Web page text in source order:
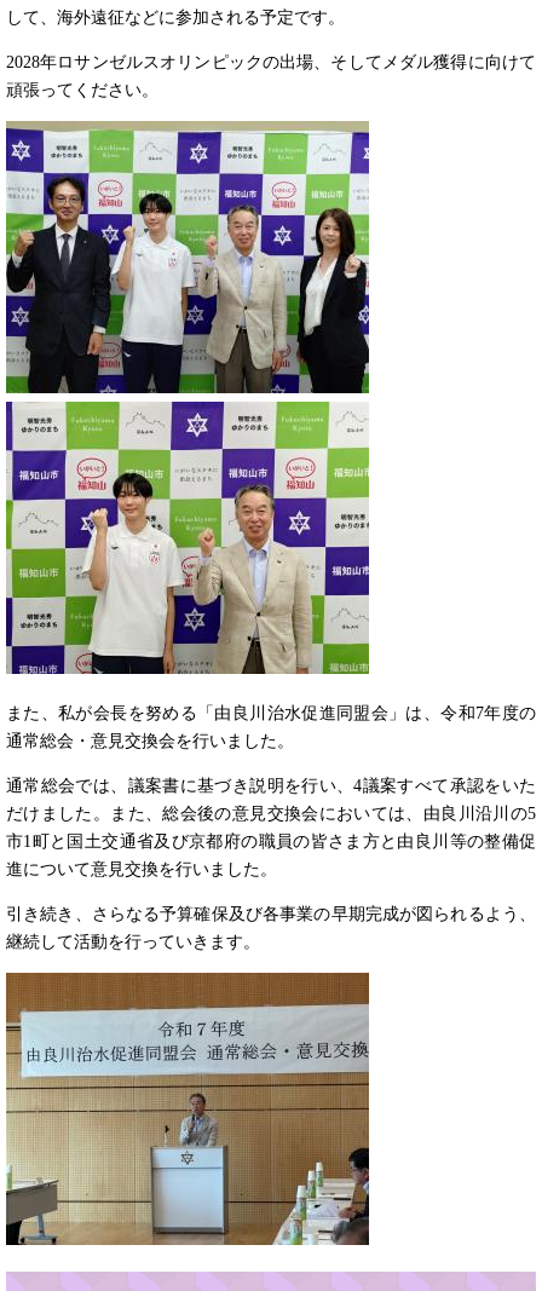
して、海外遠征などに参加される予定です。
2028年ロサンゼルスオリンピックの出場、そしてメダル獲得に向けて
頑張ってください。
また、私が会長を努める「由良川治水促進同盟会」は、令和7年度の
通常総会・意見交換会を行いました。
通常総会では、議案書に基づき説明を行い、4議案すべて承認をいた
だけました。また、総会後の意見交換会においては、由良川沿川の5
市1町と国土交通省及び京都府の職員の皆さま方と由良川等の整備促
進について意見交換を行いました。
引き続き、さらなる予算確保及び各事業の早期完成が図られるよう、
継続して活動を行っていきます。